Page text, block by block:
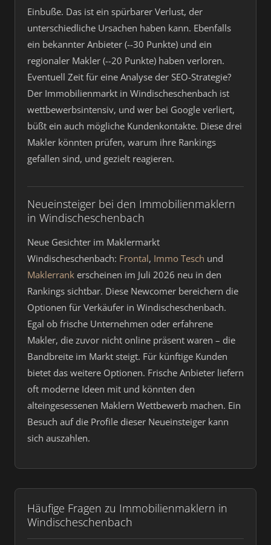
Einbuße. Das ist ein spürbarer Verlust, der
unterschiedliche Ursachen haben kann. Ebenfalls
ein bekannter Anbieter (--30 Punkte) und ein
regionaler Makler (--20 Punkte) haben verloren.
Eventuell Zeit für eine Analyse der SEO-Strategie?
Der Immobilienmarkt in Windischeschenbach ist
wettbewerbsintensiv, und wer bei Google verliert,
büßt ein auch mögliche Kundenkontakte. Diese drei
Makler könnten prüfen, warum ihre Rankings
gefallen sind, und gezielt reagieren.
Neueinsteiger bei den Immobilienmaklern
in Windischeschenbach
Neue Gesichter im Maklermarkt
Windischeschenbach: Frontal, Immo Tesch und
Maklerrank erscheinen im Juli 2026 neu in den
Rankings sichtbar. Diese Newcomer bereichern die
Optionen für Verkäufer in Windischeschenbach.
Egal ob frische Unternehmen oder erfahrene
Makler, die zuvor nicht online präsent waren – die
Bandbreite im Markt steigt. Für künftige Kunden
bietet das weitere Optionen. Frische Anbieter liefern
oft moderne Ideen mit und könnten den
alteingesessenen Maklern Wettbewerb machen. Ein
Besuch auf die Profile dieser Neueinsteiger kann
sich auszahlen.
Häufige Fragen zu Immobilienmaklern in
Windischeschenbach